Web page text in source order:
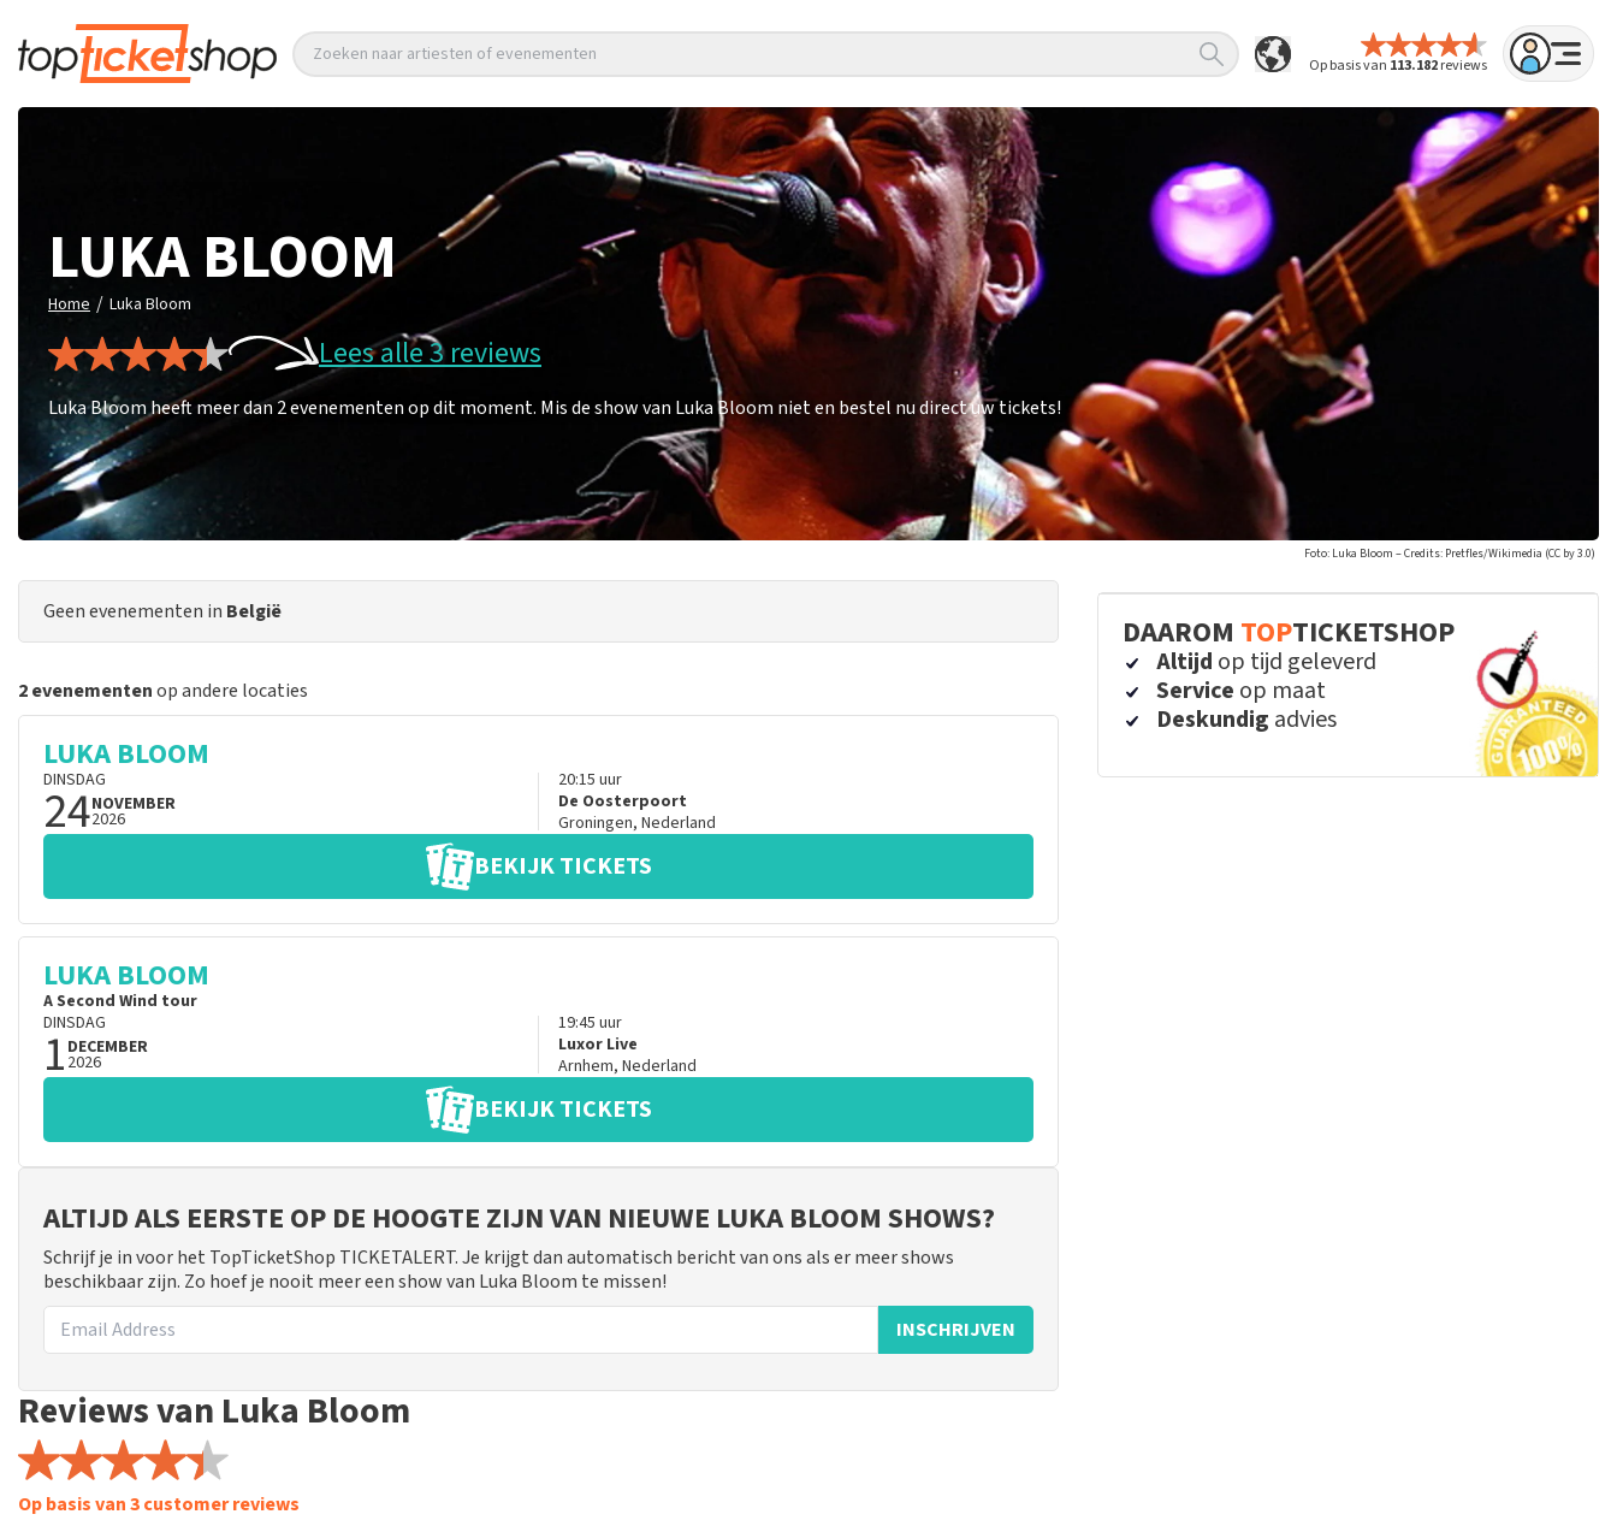
Op basis van 113.182reviews
Zoeken naar artiesten of evenementen
LUKA BLOOM
Home / Luka Bloom
Lees alle 3 reviews
Luka Bloom heeft meer dan 2 evenementen op dit moment. Mis de show van Luka Bloom niet en bestel nu direct uw tickets!
Foto: Luka Bloom – Credits: Pretfles/Wikimedia (CC by 3.0)
Geen evenementen in België
2 evenementenop andere locaties
LUKA BLOOM
DINSDAG
24NOVEMBER
2026
20:15 uur
De Oosterpoort
Groningen, Nederland
BEKIJK TICKETS
LUKA BLOOM
A Second Wind tour
DINSDAG
1 DECEMBER
2026
19:45 uur
Luxor Live
Arnhem, Nederland
BEKIJK TICKETS
ALTIJD ALS EERSTE OP DE HOOGTE ZIJN VAN NIEUWE LUKA BLOOM SHOWS?
Schrijf je in voor het TopTicketShop TICKETALERT. Je krijgt dan automatisch bericht van ons als er meer shows
beschikbaar zijn. Zo hoef je nooit meer een show van Luka Bloom te missen!
INSCHRIJVEN
Reviews van Luka Bloom
Op basis van 3 customer reviews
DAAROM TOPTICKETSHOP
Altijd op tijd geleverd
Service op maat
Deskundig advies